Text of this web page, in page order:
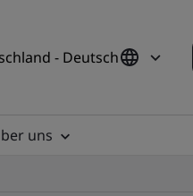
- Deutsch
uns